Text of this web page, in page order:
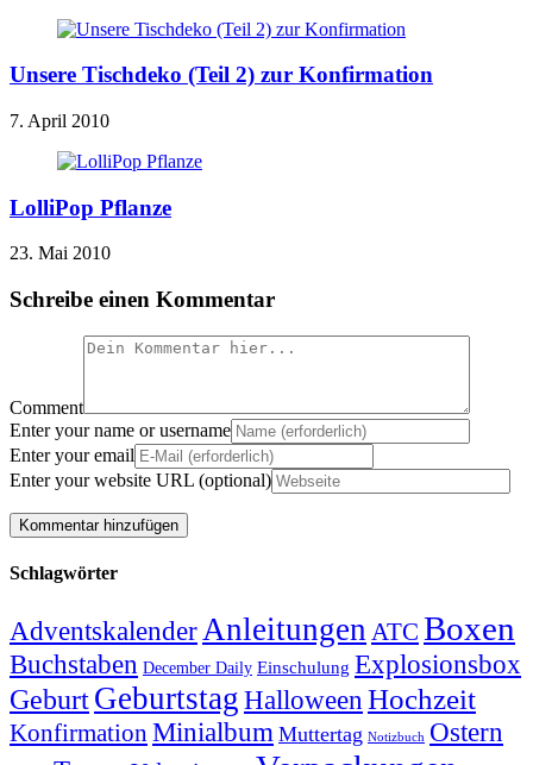
Unsere Tischdeko (Teil 2) zur Konfirmation
7. April 2010
LolliPop Pflanze
23. Mai 2010
Schreibe einen Kommentar
Comment
Enter your name or username
Enter your email
Enter your website URL (optional)
Schlagwörter
AdventskalenderAnleitungen ATC Boxen
Buchstaben December Daily Einschulung Explosionsbox
GeburtGeburtstag Halloween Hochzeit
Konfirmation Minialbum Muttertag Notizbuch Ostern